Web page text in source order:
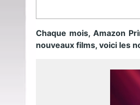
Chaque mois, Amazon
nouveaux films, voici les